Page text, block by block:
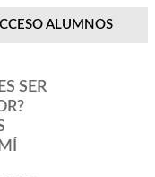
ALUMNOS
SER